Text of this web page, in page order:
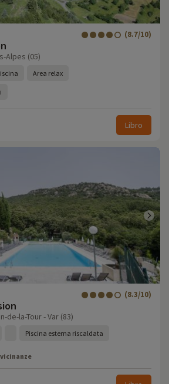
(8.7/10)
Alpes (05)
Area relax
Libro
(8.3/10)
de-la-Tour - Var (83)
Piscina esterna riscaldata